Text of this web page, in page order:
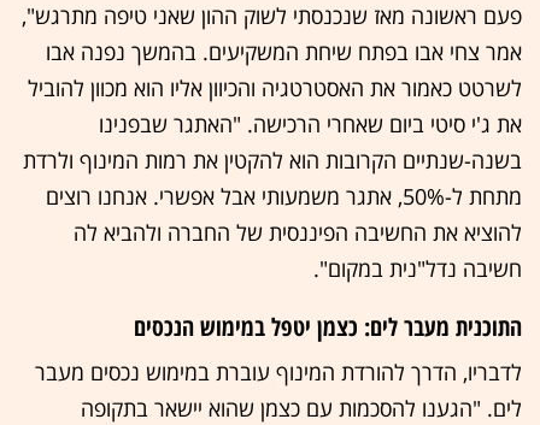
פעם ראשונה מאז שנכנסתי לשוק ההון שאני טיפה מתרגש",
אמר צחי אבו בפתח שיחת המשקיעים. בהמשך נפנה אבו
לשרטט כאמור את האסטרטגיה והכיוון אליו הוא מכוון להוביל
את ג'י סיטי ביום שאחרי הרכישה. "האתגר שבפנינו
בשנה-שנתיים הקרובות הוא להקטין את רמות המינוף ולרדת
מתחת ל-50%, אתגר משמעותי אבל אפשרי. אנחנו רוצים
להוציא את החשיבה הפיננסית של החברה ולהביא לה
חשיבה נדל"נית במקום".
התוכנית מעבר לים: כצמן יטפל במימוש הנכסים
לדבריו, הדרך להורדת המינוף עוברת במימוש נכסים מעבר
לים. "הגענו להסכמות עם כצמן שהוא יישאר בתקופה